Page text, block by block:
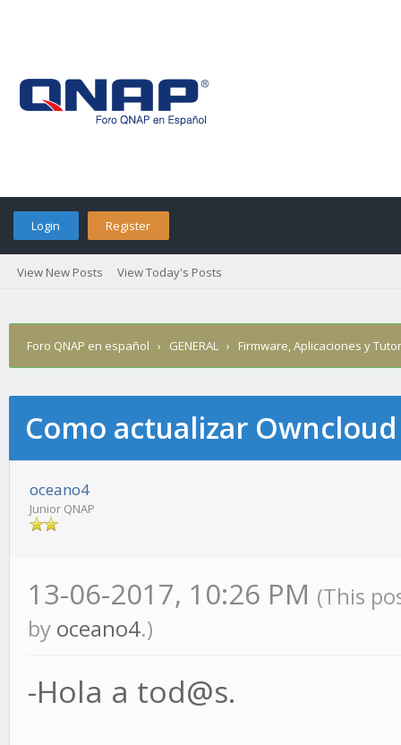
Login Register
View New Posts View Today's Posts
Foro QNAP en español › GENERAL › Firmware, Aplicaciones y
Como actualizar
oceano4
Junior QNAP
13-06-2017, 10:26 PM (This
by oceano4.)
-Hola a tod@s.